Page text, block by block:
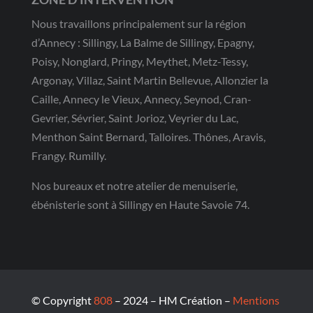
Nous travaillons principalement sur la région
d’Annecy : Sillingy, La Balme de Sillingy, Epagny,
Poisy, Nonglard, Pringy, Meythet, Metz-Tessy,
Argonay, Villaz, Saint Martin Bellevue, Allonzier la
Caille, Annecy le Vieux, Annecy, Seynod, Cran-
Gevrier, Sévrier, Saint Jorioz, Veyrier du Lac,
Menthon Saint Bernard, Talloires. Thônes, Aravis,
Frangy. Rumilly.
Nos bureaux et notre atelier de menuiserie,
ébénisterie sont à Sillingy en Haute Savoie 74.
© Copyright808– 2024 – HM Création – Mentions